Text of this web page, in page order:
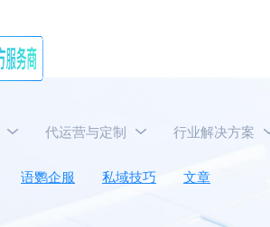
代运营与定制 行业解决方案
语鹦企服 私域技巧 文章 企